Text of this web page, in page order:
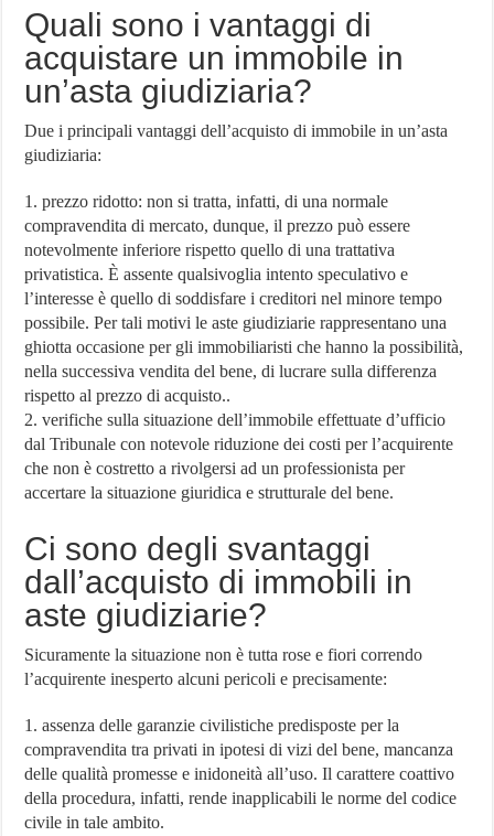
Quali sono i vantaggi di
acquistare un immobile in
un’asta giudiziaria?
Due i principali vantaggi dell’acquisto di immobile in un’asta
giudiziaria:
1. prezzo ridotto: non si tratta, infatti, di una normale
compravendita di mercato, dunque, il prezzo può essere
notevolmente inferiore rispetto quello di una trattativa
privatistica. È assente qualsivoglia intento speculativo e
l’interesse è quello di soddisfare i creditori nel minore tempo
possibile. Per tali motivi le aste giudiziarie rappresentano una
ghiotta occasione per gli immobiliaristi che hanno la possibilità,
nella successiva vendita del bene, di lucrare sulla differenza
rispetto al prezzo di acquisto..
2. verifiche sulla situazione dell’immobile effettuate d’ufficio
dal Tribunale con notevole riduzione dei costi per l’acquirente
che non è costretto a rivolgersi ad un professionista per
accertare la situazione giuridica e strutturale del bene.
Ci sono degli svantaggi
dall’acquisto di immobili in
aste giudiziarie?
Sicuramente la situazione non è tutta rose e fiori correndo
l’acquirente inesperto alcuni pericoli e precisamente:
1. assenza delle garanzie civilistiche predisposte per la
compravendita tra privati in ipotesi di vizi del bene, mancanza
delle qualità promesse e inidoneità all’uso. Il carattere coattivo
della procedura, infatti, rende inapplicabili le norme del codice
civile in tale ambito.